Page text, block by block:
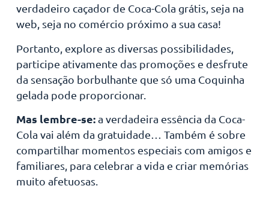
verdadeiro caçador de Coca-Cola grátis, seja na
web, seja no comércio próximo a sua casa!
Portanto, explore as diversas possibilidades,
participe ativamente das promoções e desfrute
da sensação borbulhante que só uma Coquinha
gelada pode proporcionar.
Mas lembre-se:a verdadeira essência da Coca-
Cola vai além da gratuidade… Também é sobre
compartilhar momentos especiais com amigos e
familiares, para celebrar a vida e criar memórias
muito afetuosas.